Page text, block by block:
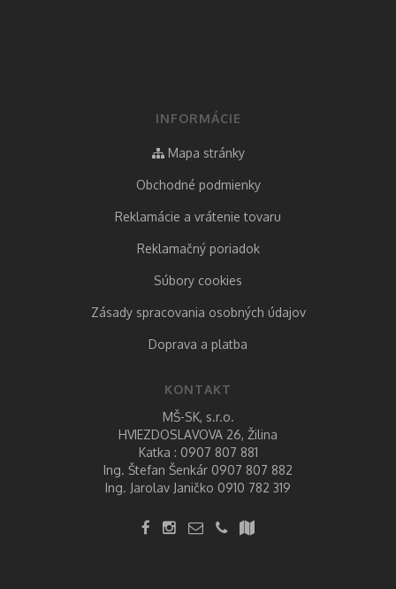
INFORMÁCIE
Mapa stránky
Obchodné podmienky
Reklamácie a vrátenie tovaru
Reklamačný poriadok
Súbory cookies
Zásady spracovania osobných údajov
Doprava a platba
KONTAKT
MŠ-SK, s.r.o.
HVIEZDOSLAVOVA 26, Žilina
Katka : 0907 807 881
Ing. Štefan Šenkár 0907 807 882
Ing. Jarolav Janičko 0910 782 319